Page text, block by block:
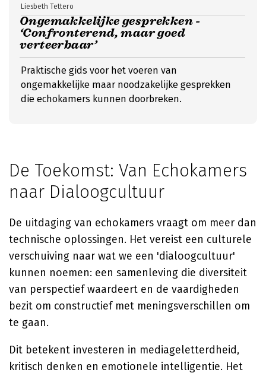
Ongemakkelijke gesprekken -
‘Confronterend, maar goed
verteerbaar’
Liesbeth Tettero
Praktische gids voor het voeren van
ongemakkelijke maar noodzakelijke gesprekken
die echokamers kunnen doorbreken.
De Toekomst: Van Echokamers
naar Dialoogcultuur
De uitdaging van echokamers vraagt om meer dan
technische oplossingen. Het vereist een culturele
verschuiving naar wat we een 'dialoogcultuur'
kunnen noemen: een samenleving die diversiteit
van perspectief waardeert en de vaardigheden
bezit om constructief met meningsverschillen om
te gaan.
Dit betekent investeren in mediageletterdheid,
kritisch denken en emotionele intelligentie. Het